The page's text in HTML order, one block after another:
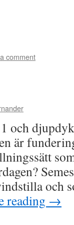
comment
och
är
och
reading →